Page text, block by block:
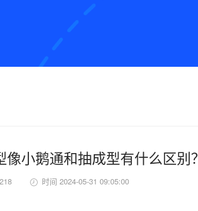
小鹅通和抽成型有什么区别？
时间 2024-05-31 09:05:00